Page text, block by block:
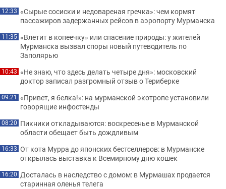
12:33 «Сырые сосиски и недовареная гречка»: чем кормят
пассажиров задержанных рейсов в аэропорту Мурманска
11:35 «Влетит в копеечку» или спасение природы: у жителей
Мурманска вызвал споры новый путеводитель по
Заполярью
10:43 «Не знаю, что здесь делать четыре дня»: московский
доктор записал разгромный отзыв о Териберке
09:21 «Привет, я белка!»: на мурманской экотропе установили
говорящие инфостенды
08:20 Пикники откладываются: воскресенье в Мурманской
области обещает быть дождливым
16:33 От кота Мурра до японских бестселлеров: в Мурманске
открылась выставка к Всемирному дню кошек
16:20 Досталась в наследство с домом: в Мурмашах продается
старинная оленья телега